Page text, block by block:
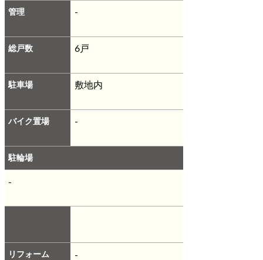
管理 -
総戸数 6戸
駐車場 敷地内
バイク置場 -
駐輪場
-
リフォーム -